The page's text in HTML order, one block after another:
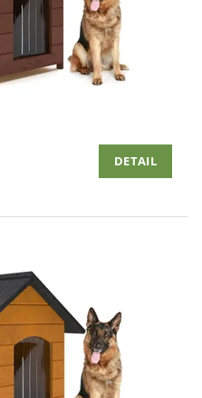
DETAIL